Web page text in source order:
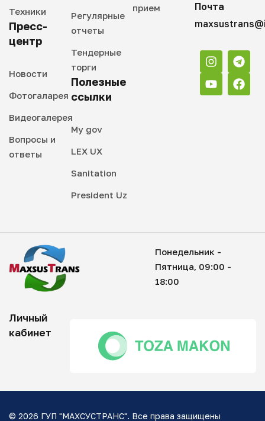
Техники
Пресс-
центр
Новости
Фотогаларея
Видеогалерея
Вопросы и
ответы
Регулярные
отчеты
Тендерные
торги
Полезные
ссылки
My gov
LEX UX
Sanitation
President Uz
прием
Почта
Понедельник -
Пятница, 09:00 -
18:00
Личный
кабинет
© 2026 ГУП "МАХСУСТРАНС". Все права защищены